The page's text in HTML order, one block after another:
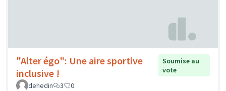
"Alter égo": Une aire sportive
inclusive !
Soumise au
vote
dehedin
3 0